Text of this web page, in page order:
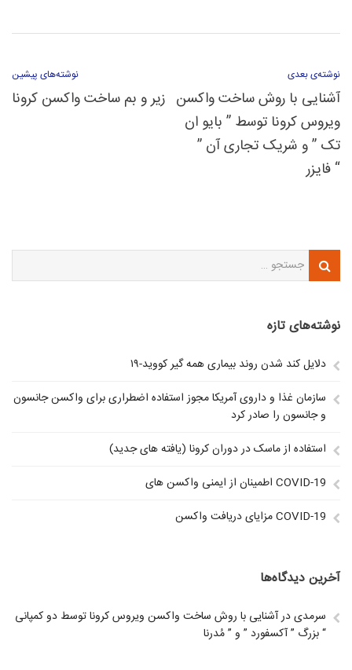
نوشته‌های پیشین
زیر و بم ساخت واکسن کرونا
نوشته‌ی بعدی
آشنایی با روش ساخت واکسن
ویروس کرونا توسط ” بایو ان
تک ” و شریک تجاری آن ”
فایزر “
نوشته‌های تازه
دلایل کند شدن روند بیماری همه گیر کووید-۱۹
سازمان غذا و داروی آمریکا مجوز استفاده اضطراری برای واکسن جانسون
و جانسون را صادر کرد
استفاده از ماسک در دوران کرونا (یافته های جدید)
اطمینان از ایمنی واکسن های COVID-19
مزایای دریافت واکسن COVID-19
آخرین دیدگاه‌ها
سرمدیدرآشنایی با روش ساخت واکسن ویروس کرونا توسط دو کمپانی
بزرگ ” آکسفورد ” و ” مُدرنا “